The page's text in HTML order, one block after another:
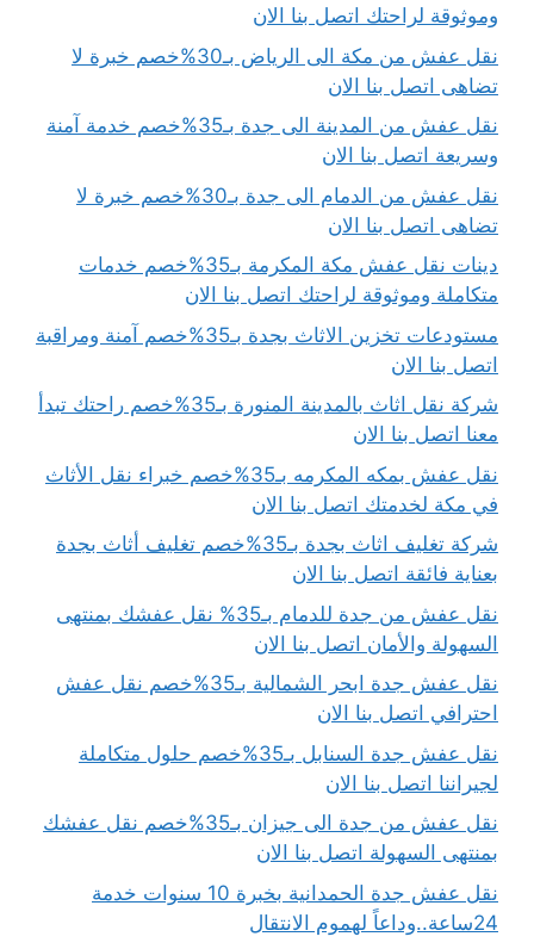
وموثوقة لراحتك اتصل بنا الان
نقل عفش من مكة الى الرياض بـ30%خصم خبرة لا
تضاهى اتصل بنا الان
نقل عفش من المدينة الى جدة بـ35%خصم خدمة آمنة
وسريعة اتصل بنا الان
نقل عفش من الدمام الى جدة بـ30%خصم خبرة لا
تضاهى اتصل بنا الان
دينات نقل عفش مكة المكرمة بـ35%خصم خدمات
متكاملة وموثوقة لراحتك اتصل بنا الان
مستودعات تخزين الاثاث بجدة بـ35%خصم آمنة ومراقبة
اتصل بنا الان
شركة نقل اثاث بالمدينة المنورة بـ35%خصم راحتك تبدأ
معنا اتصل بنا الان
نقل عفش بمكه المكرمه بـ35%خصم خبراء نقل الأثاث
في مكة لخدمتك اتصل بنا الان
شركة تغليف اثاث بجدة بـ35%خصم تغليف أثاث بجدة
بعناية فائقة اتصل بنا الان
نقل عفش من جدة للدمام بـ35% نقل عفشك بمنتهى
السهولة والأمان اتصل بنا الان
نقل عفش جدة ابحر الشمالية بـ35%خصم نقل عفش
احترافي اتصل بنا الان
نقل عفش جدة السنابل بـ35%خصم حلول متكاملة
لجيراننا اتصل بنا الان
نقل عفش من جدة الى جيزان بـ35%خصم نقل عفشك
بمنتهى السهولة اتصل بنا الان
نقل عفش جدة الحمدانية بخبرة 10 سنوات خدمة
24ساعة..وداعاً لهموم الانتقال